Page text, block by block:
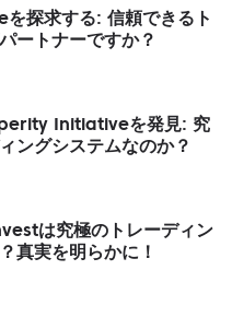
探求する: 信頼できるト
ートナーですか？
Initiativeを発見: 究
ングシステムなのか？
は究極のトレーディン
真実を明らかに！